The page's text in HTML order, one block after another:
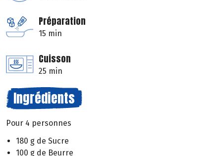
Préparation
15 min
Cuisson
25 min
Ingrédients
Pour 4 personnes
180 g de Sucre
100 g de Beurre